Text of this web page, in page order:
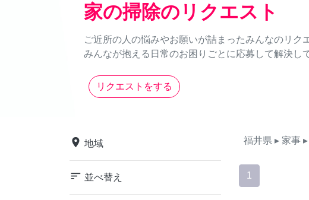
家の掃除のリクエスト
ご近所の人の悩みやお願いが詰まったみんなのリク
みんなが抱える日常のお困りごとに応募して解決し
リクエストをする
place 地域
sort 並べ替え
福井県 ▸ 家事
1